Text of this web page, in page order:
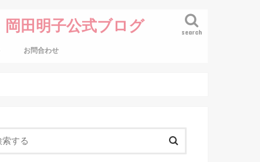
田明子公式ブログ search
お問合わせ